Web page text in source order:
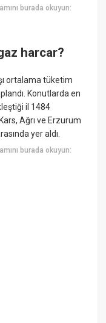
burada okuyun:
harcar?
ortalama tüketim
Konutlarda en
il 1484
Ağrı ve Erzurum
yer aldı.
burada okuyun: